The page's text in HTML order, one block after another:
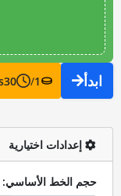
ابدأ 1
/
30
s
إعدادات اختيارية
حجم الخط الأساسي: